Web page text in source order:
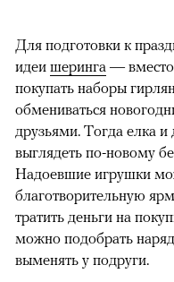
Для подготовки к
идеи шеринга — вместо
покупать наборы
обмениваться
друзьями. Тогда елка
выглядеть по-новому
Надоевшие игрушки
благотворительную
тратить деньги на
можно подобрать
выменять у подруги.